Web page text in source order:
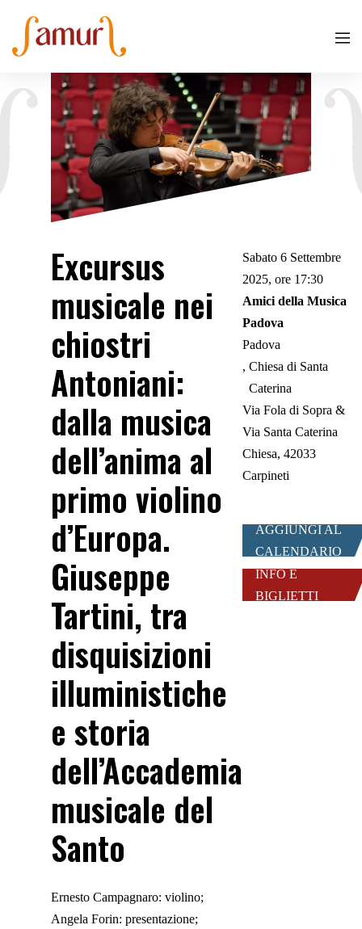
Excursus
musicale nei
chiostri
Antoniani:
dalla musica
dell’anima al
primo violino
d’Europa.
Giuseppe
Tartini, tra
disquisizioni
illuministiche
e storia
dell’Accademia
musicale del
Santo
Ernesto Campagnaro: violino;
Angela Forin: presentazione;
Sabato 6 Settembre
2025, ore 17:30
Amici della Musica
Padova
Padova
Chiesa di Santa
Caterina
Via Fola di Sopra &
Via Santa Caterina
Chiesa, 42033
Carpineti
AGGIUNGI AL
CALENDARIO
INFO E
BIGLIETTI